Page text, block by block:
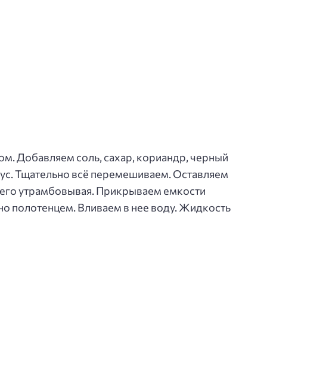
Добавляем соль, сахар, кориандр, черный
Тщательно всё перемешиваем. Оставляем
утрамбовывая. Прикрываем емкости
полотенцем. Вливаем в нее воду. Жидкость